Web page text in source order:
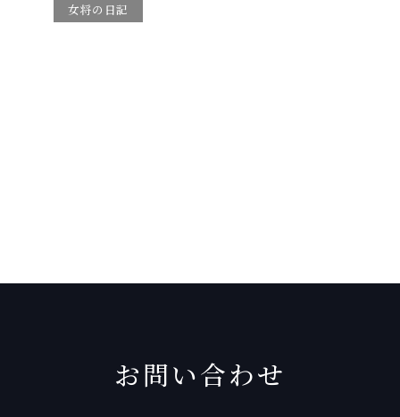
女将の日記
お問い合わせ